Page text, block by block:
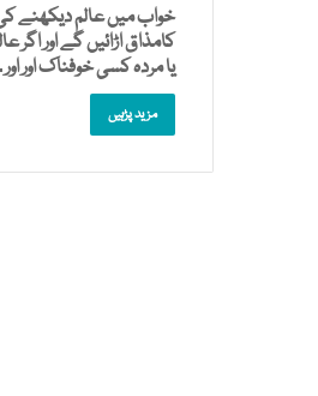
خواب میں عالم دیکھنے
کامذاق اڑائیں گے اور اگر
یا مردہ کسی خوفناک اور
مزید پڑہیں